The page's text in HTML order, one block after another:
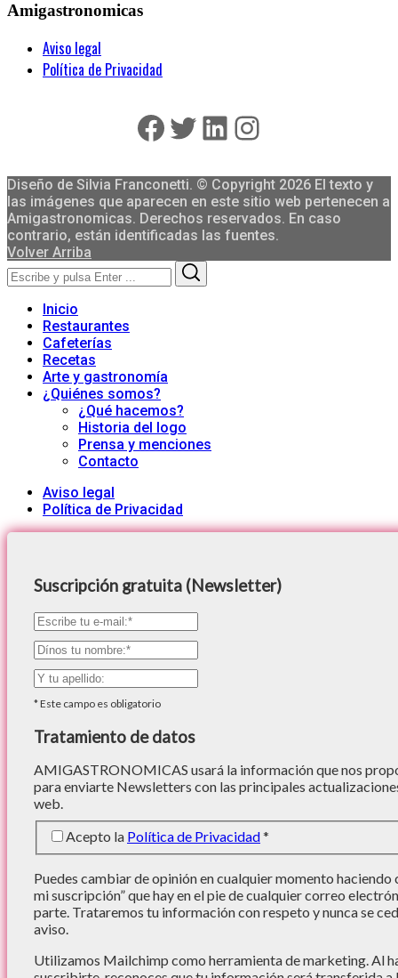
Amigastronomicas
Aviso legal
Política de Privacidad
Facebook
Twitter
LinkedIn
Instagram
Diseño de Silvia Franconetti. © Copyright 2026 El texto y
las imágenes que aparecen en este sitio web pertenecen a
Amigastronomicas. Derechos reservados. En caso
contrario, están identificadas las fuentes.
Volver Arriba
Search
for:
Inicio
Restaurantes
Cafeterías
Recetas
Arte y gastronomía
¿Quiénes somos?
¿Qué hacemos?
Historia del logo
Prensa y menciones
Contacto
Aviso legal
Política de Privacidad
Suscripción gratuita (Newsletter)
*Este campo es obligatorio
Tratamiento de datos
AMIGASTRONOMICAS usará la información que nos
para enviarte Newsletters con las principales
web.
Acepto la Política de Privacidad*
Puedes cambiar de opinión en cualquier momento haciendo
mi suscripción” que hay en el pie de cualquier correo
parte. Trataremos tu información con respeto y nunca se
aviso.
Utilizamos Mailchimp como herramienta de marketing. Al